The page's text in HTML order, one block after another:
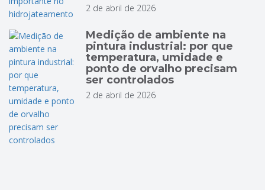
2 de abril de 2026
Medição de ambiente na
pintura industrial: por que
temperatura, umidade e
ponto de orvalho precisam
ser controlados
2 de abril de 2026